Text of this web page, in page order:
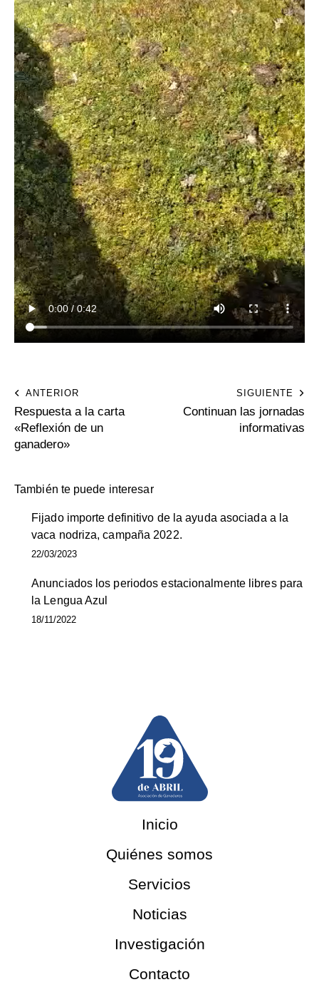
ANTERIOR
Respuesta a la carta
«Reflexión de un
ganadero»
SIGUIENTE
Continuan las jornadas
informativas
También te puede interesar
Fijado importe definitivo de la ayuda asociada a la
vaca nodriza, campaña 2022.
22/03/2023
Anunciados los periodos estacionalmente libres para
la Lengua Azul
18/11/2022
Inicio
Quiénes somos
Servicios
Noticias
Investigación
Contacto